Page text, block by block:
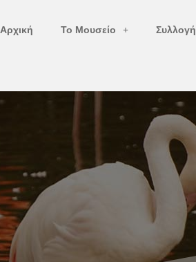
Αρχική Το Μουσείο Συλλογή